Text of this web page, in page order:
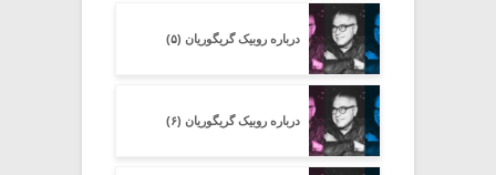
درباره روبیک گریگوریان (۵)
درباره روبیک گریگوریان (۶)